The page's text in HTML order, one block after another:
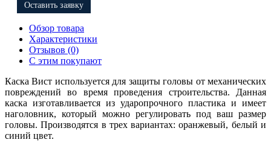
Оставить заявку
Обзор товара
Характеристики
Отзывов (0)
С этим покупают
Каска Вист используется для защиты головы от механических
повреждений во время проведения строительства. Данная
каска изготавливается из ударопрочного пластика и имеет
наголовник, который можно регулировать под ваш размер
головы. Производятся в трех вариантах: оранжевый, белый и
синий цвет.